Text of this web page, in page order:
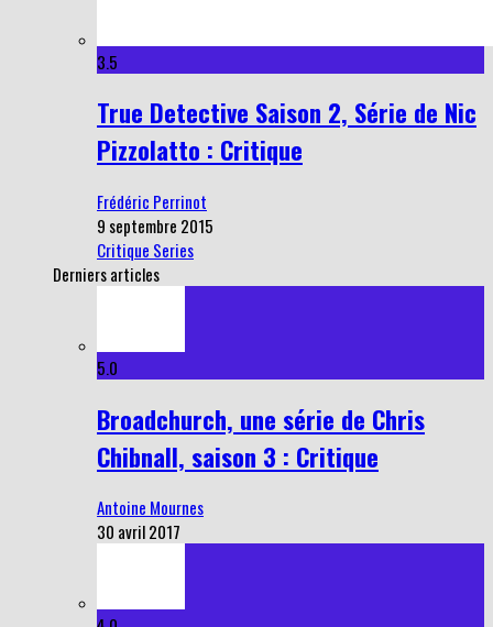
3.5
True Detective Saison 2, Série de Nic
Pizzolatto : Critique
Frédéric Perrinot
9 septembre 2015
Critique Series
Derniers articles
5.0
Broadchurch, une série de Chris
Chibnall, saison 3 : Critique
Antoine Mournes
30 avril 2017